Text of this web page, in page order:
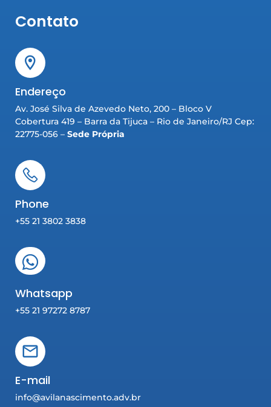
Contato
Endereço
Av. José Silva de Azevedo Neto, 200 – Bloco V
Cobertura 419 – Barra da Tijuca – Rio de Janeiro/RJ Cep:
22775-056 – Sede Própria
Phone
+55 21 3802 3838
Whatsapp
+55 21 97272 8787
E-mail
info@avilanascimento.adv.br